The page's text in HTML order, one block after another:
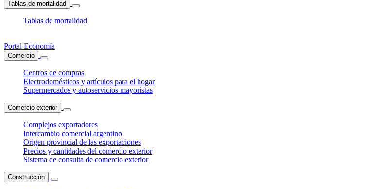
Tablas de mortalidad
Tablas de mortalidad
Portal Economía
Comercio
Centros de compras
Electrodomésticos y artículos para el hogar
Supermercados y autoservicios mayoristas
Comercio exterior
Complejos exportadores
Intercambio comercial argentino
Origen provincial de las exportaciones
Precios y cantidades del comercio exterior
Sistema de consulta de comercio exterior
Construcción